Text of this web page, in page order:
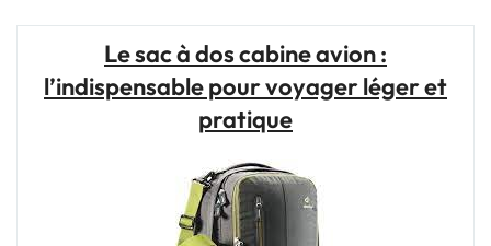
Le sac à dos cabine avion :
l’indispensable pour voyager léger et
pratique